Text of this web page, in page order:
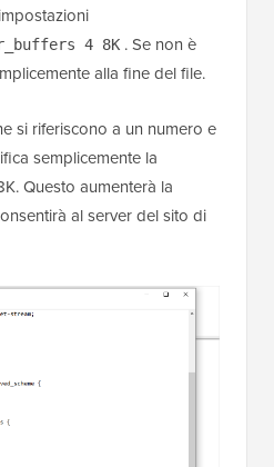
4 8K . Se non è
alla fine del file.
si riferiscono a un numero e
semplicemente la
Questo aumenterà la
al server del sito di